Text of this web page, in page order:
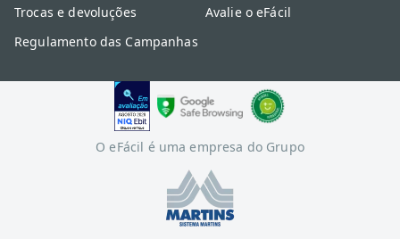
Trocas e devoluções
Regulamento das Campanhas
Avalie o eFácil
O eFácil é uma empresa do Grupo